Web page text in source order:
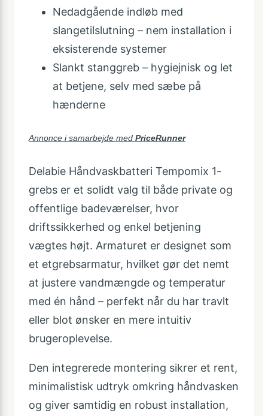
Nedadgående indløb med
slangetilslutning – nem installation i
eksisterende systemer
Slankt stanggreb – hygiejnisk og let
at betjene, selv med sæbe på
hænderne
Annonce i samarbejde med PriceRunner
Delabie Håndvaskbatteri Tempomix 1-
grebs er et solidt valg til både private og
offentlige badeværelser, hvor
driftssikkerhed og enkel betjening
vægtes højt. Armaturet er designet som
et etgrebsarmatur, hvilket gør det nemt
at justere vandmængde og temperatur
med én hånd – perfekt når du har travlt
eller blot ønsker en mere intuitiv
brugeroplevelse.
Den integrerede montering sikrer et rent,
minimalistisk udtryk omkring håndvasken
og giver samtidig en robust installation,